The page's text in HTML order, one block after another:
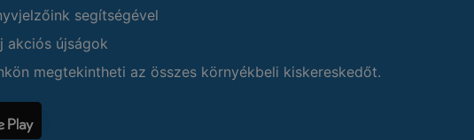
segítségével
akciós újságok
megtekintheti az összes környékbeli kiskereskedőt.